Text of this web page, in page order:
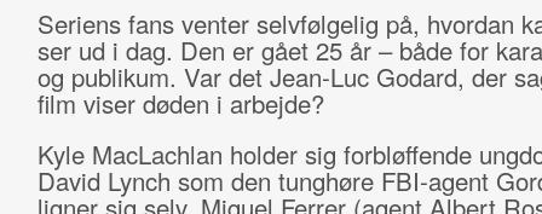
Seriens fans venter selvfølgelig på, hvordan
ser ud i dag. Den er gået 25 år – både for
og publikum. Var det Jean-Luc Godard, der
film viser døden i arbejde?
Kyle MacLachlan holder sig forbløffende
David Lynch som den tunghøre FBI-agent